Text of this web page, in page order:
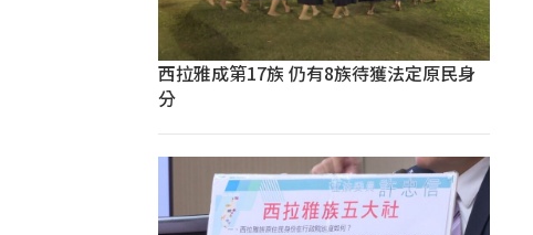
西拉雅成第17族 仍有8族待獲法定原民身
分